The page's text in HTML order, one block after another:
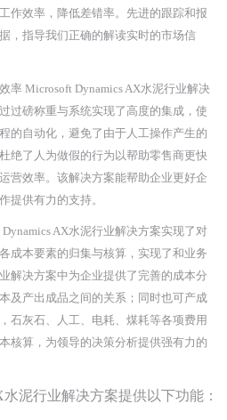
作效率，降低差错率。先进的跟踪和报
，指导我们正确的解读实时的市场信
率 Microsoft Dynamics AX水泥行业解决
过磅称重与系统实现了高度的集成，使
的自动化，避免了由于人工操作产生的
绝了人为做假的行为以帮助零售商更快
营效率。该解决方案能帮助企业更好企
提供有力的支持。
AX水泥行业解决方案实现了对
成本要素的归集与核算，实现了和业务
解决方案中为企业提供了完善的成本分
及产出成品之间的关系；同时也可产成
石灰石、人工、电耗、煤耗等各项费用
核算，为领导的决策分析提供强有力的
水泥行业解决方案提供以下功能 ：